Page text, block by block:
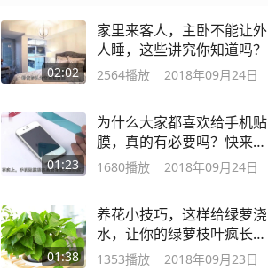
02:02
家里来客人，主卧不能让外
人睡，这些讲究你知道吗？
2564播放 2018年09月24日
01:23
为什么大家都喜欢给手机贴
膜，真的有必要吗？快来了
解一下吧！
1680播放 2018年09月24日
01:38
养花小技巧，这样给绿萝浇
水，让你的绿萝枝叶疯长绿
油油！
1353播放 2018年09月23日